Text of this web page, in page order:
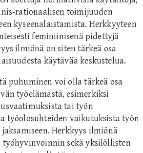
rationaalisen toimijuuden
kyseenalaistamista. Herkkyyteen
feminiinisenä pidettyjä
ilmiönä on siten tärkeä osa
käytävää keskustelua.
puhuminen voi olla tärkeä osa
työelämästä, esimerkiksi
tai työn
työolosuhteiden vaikutuksista työn
jaksamiseen. Herkkyys ilmiönä
työhyvinvoinnin sekä yksilöllisten